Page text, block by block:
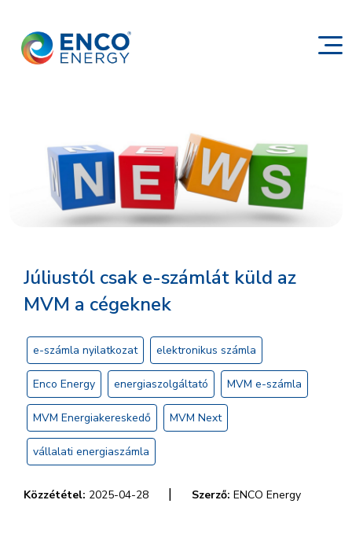
Júliustól csak e-számlát küld az
MVM a cégeknek
e-számla nyilatkozat elektronikus számla
Enco Energy energiaszolgáltató MVM e-számla
MVM Energiakereskedő MVM Next
vállalati energiaszámla
Közzététel: 2025-04-28 | Szerző: ENCO Energy